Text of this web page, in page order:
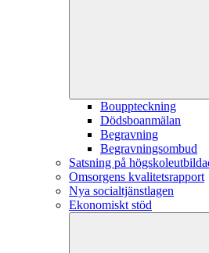
Bouppteckning
Dödsboanmälan
Begravning
Begravningsombud
Satsning på
Omsorgens kvalitetsrapport
Nya socialtjänstlagen
Ekonomiskt stöd